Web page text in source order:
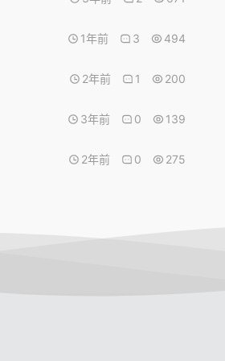
1年前 3 494
2年前 1 200
3年前 0 139
2年前 0 275